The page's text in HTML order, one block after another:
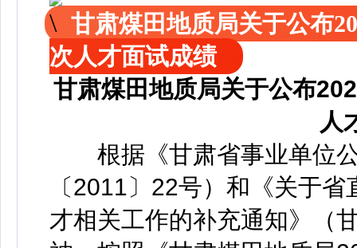
甘肃煤田地质局关于公布
次人才面试成绩
甘肃煤田地质局关于公布
人
根据《甘肃省事业单位公
〔2011〕22号）和《关于
才相关工作的补充通知》（